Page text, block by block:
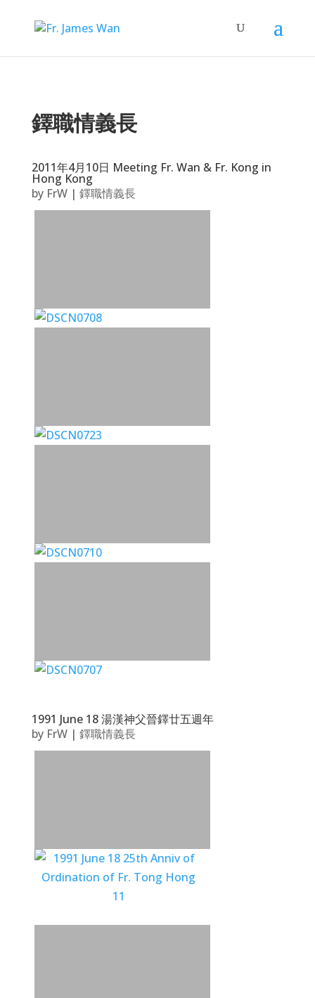
鐸職情義長
2011年4月10日 Meeting Fr. Wan & Fr. Kong in
Hong Kong
by FrW| 鐸職情義長
1991 June 18 湯漢神父晉鐸廿五週年
by FrW| 鐸職情義長